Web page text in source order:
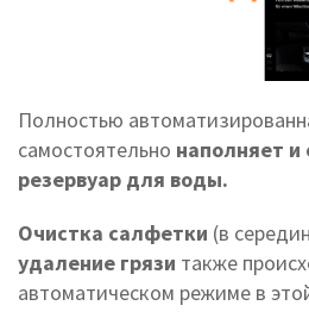
Полностью
самостоятельно наполняет
резервуар для воды.
Очистка салфетки (в
удаление грязи также
автоматическом режиме в